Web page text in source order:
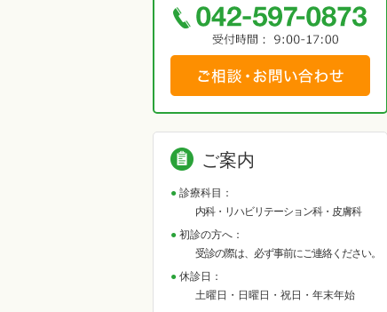
ご案内
診療科目：
内科・リハビリテーション科・皮膚科
初診の方へ：
受診の際は、必ず事前にご連絡ください。
休診日：
土曜日・日曜日・祝日・年末年始